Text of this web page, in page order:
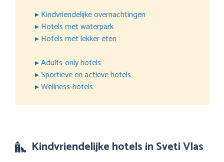
▸ Kindvriendelijke overnachtingen
▸ Hotels met waterpark
▸ Hotels met lekker eten
▸ Adults-only hotels
▸ Sportieve en actieve hotels
▸ Wellness-hotels
Kindvriendelijke hotels in Sveti Vlas